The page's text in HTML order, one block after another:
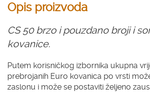
Opis proizvoda
CS 50 brzo i pouzdano broji i
kovanice.
Putem korisničkog izbornika ukupna
prebrojanih Euro kovanica po vrsti
zaslonu i može se postaviti željeno